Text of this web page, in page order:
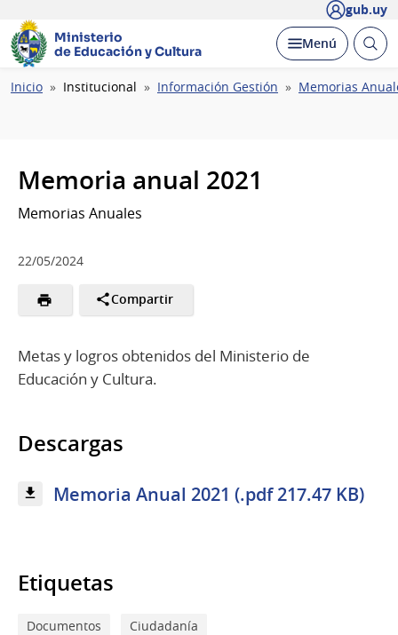
gub.uy
Ministerio
de Educación y Cultura
Desplegar
Menú Abrir
Ruta
Inicio Institucional Información Gestión Memorias
Memoria anual 2021
Memorias Anuales
22/05/2024
Compartir
Metas y logros obtenidos del Ministerio de
Educación y Cultura.
Descargas
Memoria Anual 2021 (.pdf 217.47 KB)
Etiquetas
Documentos Ciudadanía